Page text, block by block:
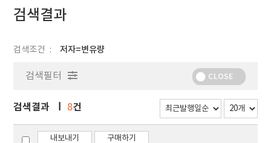
검색결과
검색조건 저자=변유량
검색필터 CLOSE
검색결과 8건
내보내기 구매하기